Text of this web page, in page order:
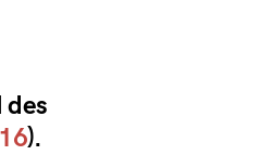
des
).